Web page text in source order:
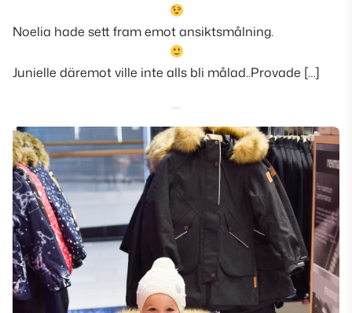
Noelia hade sett fram emot ansiktsmålning.
Junielle däremot ville inte alls bli målad..Provade […]